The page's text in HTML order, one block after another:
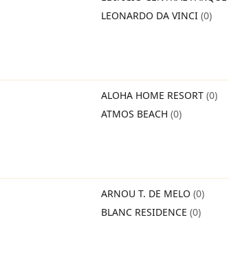
LEONARDO DA VINCI (0)
ALOHA HOME RESORT (0)
ATMOS BEACH (0)
ARNOU T. DE MELO (0)
BLANC RESIDENCE (0)